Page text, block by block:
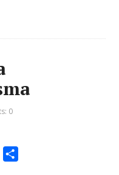
0
M